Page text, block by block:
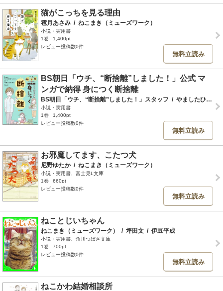
猫がこっちを見る理由
雹月あさみ / ねこまき（ミューズワーク）
小説・実用書
1巻
1,400pt
レビュー投稿数0件
無料立読み
BS朝日「ウチ、“断捨離”しました！」公式 マ
ンガで納得 身につく断捨離
BS朝日「ウチ、“断捨離”しました！」スタッフ / やましたひでこ
小説・実用書
1巻
1,400pt
レビュー投稿数0件
無料立読み
お邪魔してます、こたつ犬
尼野ゆたか / ねこまき（ミューズワーク）
小説・実用書、富士見L文庫
1巻
660pt
レビュー投稿数0件
無料立読み
ねことじいちゃん
ねこまき（ミューズワーク） / 坪田文 / 伊豆平成
小説・実用書、角川つばさ文庫
1巻
700pt
レビュー投稿数0件
無料立読み
ねこかわ結婚相談所